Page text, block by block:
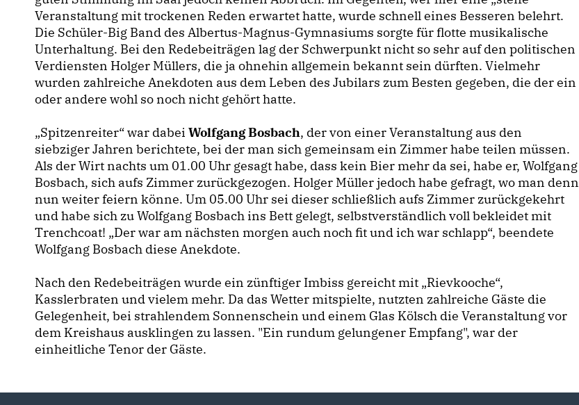
Veranstaltung mit trockenen Reden erwartet hatte, wurde schnell eines Besseren belehrt.
Die Schüler-Big Band des Albertus-Magnus-Gymnasiums sorgte für flotte musikalische
Unterhaltung. Bei den Redebeiträgen lag der Schwerpunkt nicht so sehr auf den politischen
Verdiensten Holger Müllers, die ja ohnehin allgemein bekannt sein dürften. Vielmehr
wurden zahlreiche Anekdoten aus dem Leben des Jubilars zum Besten gegeben, die der ein
oder andere wohl so noch nicht gehört hatte.
Spitzenreiter“ war dabei Wolfgang Bosbach, der von einer Veranstaltung aus den
siebziger Jahren berichtete, bei der man sich gemeinsam ein Zimmer habe teilen müssen.
Als der Wirt nachts um 01.00 Uhr gesagt habe, dass kein Bier mehr da sei, habe er, Wolfgang
Bosbach, sich aufs Zimmer zurückgezogen. Holger Müller jedoch habe gefragt, wo man denn
nun weiter feiern könne. Um 05.00 Uhr sei dieser schließlich aufs Zimmer zurückgekehrt
und habe sich zu Wolfgang Bosbach ins Bett gelegt, selbstverständlich voll bekleidet mit
Trenchcoat! „Der war am nächsten morgen auch noch fit und ich war schlapp“, beendete
Wolfgang Bosbach diese Anekdote.
Nach den Redebeiträgen wurde ein zünftiger Imbiss gereicht mit „Rievkooche“,
Kasslerbraten und vielem mehr. Da das Wetter mitspielte, nutzten zahlreiche Gäste die
Gelegenheit, bei strahlendem Sonnenschein und einem Glas Kölsch die Veranstaltung vor
dem Kreishaus ausklingen zu lassen. "Ein rundum gelungener Empfang", war der
einheitliche Tenor der Gäste.